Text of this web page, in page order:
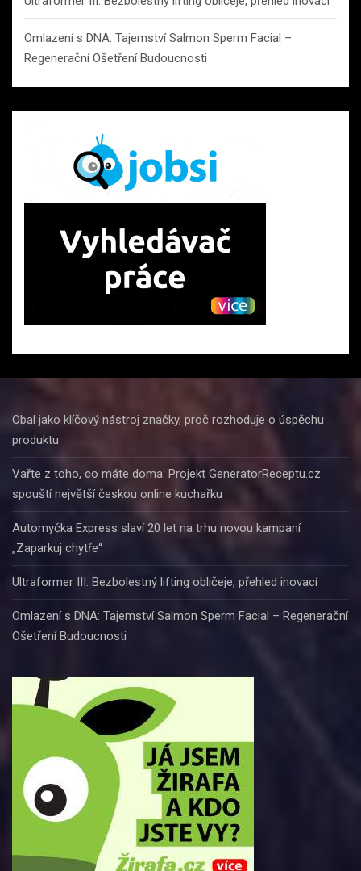
Omlazení s DNA: Tajemství Salmon Sperm Facial –
Regenerační Ošetření Budoucnosti
Obal jako klíčový nástroj značky, proč rozhoduje o úspěchu
produktu
Vařte z toho, co máte doma: Projekt GeneratorReceptu.cz
spouští největší českou online kuchařku
Automyčka Express slaví 20 let na trhu novou kampaní
„Zaparkuj chytře“
Ultraformer III: Bezbolestný lifting obličeje, přehled inovací
Omlazení s DNA: Tajemství Salmon Sperm Facial – Regenerační
Ošetření Budoucnosti